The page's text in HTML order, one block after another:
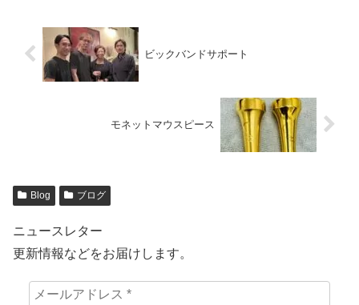
ビックバンドサポート
モネットマウスピース
Blog ブログ
ニュースレター
更新情報などをお届けします。